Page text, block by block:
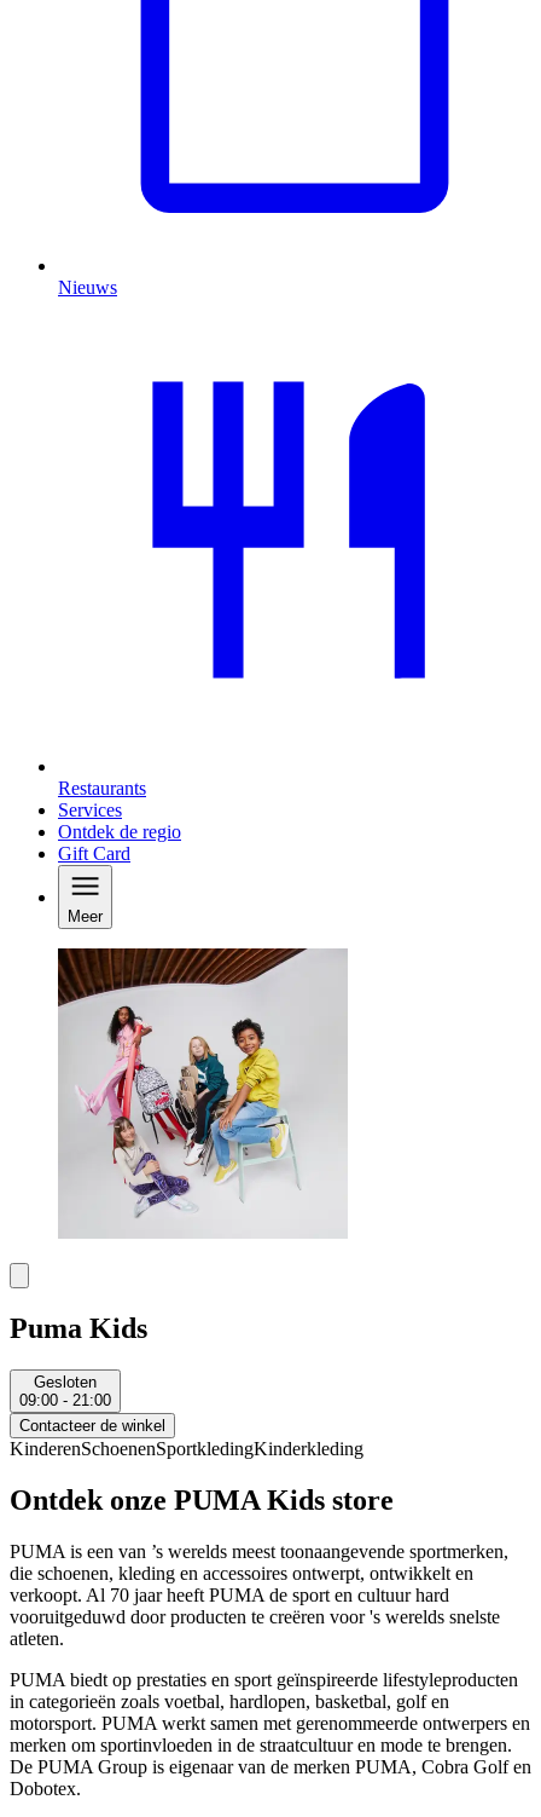
Nieuws
Restaurants
Services
Ontdek de regio
Gift Card
Meer
Puma Kids
Gesloten
09:00 - 21:00
Contacteer de winkel
KinderenSchoenenSportkledingKinderkleding
Ontdek onze PUMA Kids store
PUMA is een van ’s werelds meest toonaangevende sportmerken,
die schoenen, kleding en accessoires ontwerpt, ontwikkelt en
verkoopt. Al 70 jaar heeft PUMA de sport en cultuur hard
vooruitgeduwd door producten te creëren voor 's werelds snelste
atleten.
PUMA biedt op prestaties en sport geïnspireerde lifestyleproducten
in categorieën zoals voetbal, hardlopen, basketbal, golf en
motorsport. PUMA werkt samen met gerenommeerde ontwerpers en
merken om sportinvloeden in de straatcultuur en mode te brengen.
De PUMA Group is eigenaar van de merken PUMA, Cobra Golf en
Dobotex.